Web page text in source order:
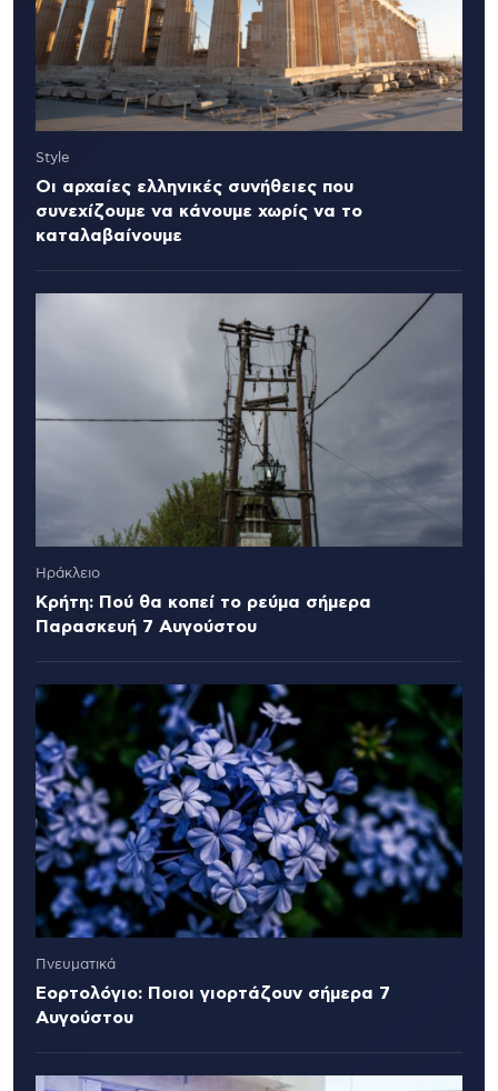
Style
Οι αρχαίες ελληνικές συνήθειες που
συνεχίζουμε να κάνουμε χωρίς να το
καταλαβαίνουμε
Ηράκλειο
Κρήτη: Πού θα κοπεί το ρεύμα σήμερα
Παρασκευή 7 Αυγούστου
Πνευματικά
Εορτολόγιο: Ποιοι γιορτάζουν σήμερα 7
Αυγούστου